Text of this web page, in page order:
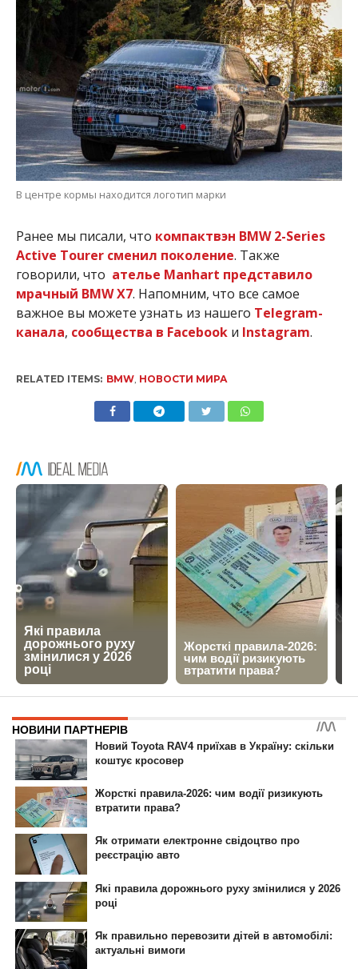
В центре кормы находится логотип марки
Ранее мы писали, что компактвэн BMW 2-Series
Active Tourer сменил поколение. Также
говорили, что ателье Manhart представило
мрачный BMW X7. Напомним, что все самое
важное вы можете узнать из нашего Telegram-
канала, сообщества в Facebookи Instagram.
RELATED ITEMS: BMW, НОВОСТИ МИРА